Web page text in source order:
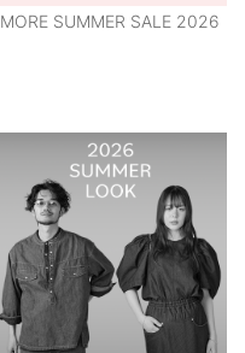
MORE SUMMER SALE 2026